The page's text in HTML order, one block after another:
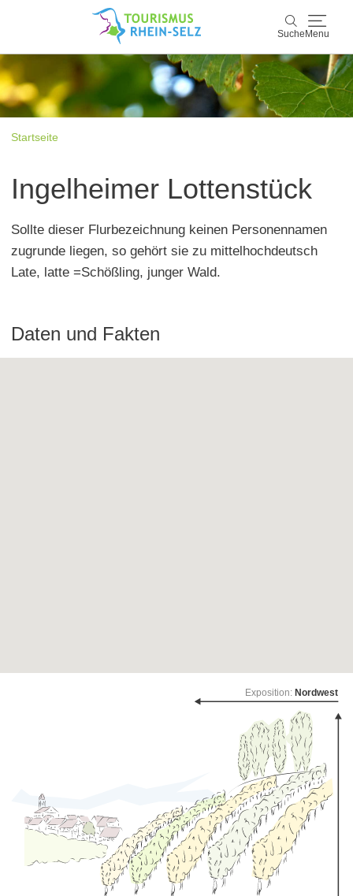
Suche Menu
Suche
Rhein-Selz
Buchen & Service
Startseite
Ingelheimer Lottenstück
Sollte dieser Flurbezeichnung keinen Personennamen
zugrunde liegen, so gehört sie zu mittelhochdeutsch
Late, latte =Schößling, junger Wald.
Daten und Fakten
Exposition: Nordwest